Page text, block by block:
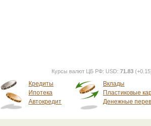
Курсы валют ЦБ РФ: USD: 71.83
Кредиты
Ипотека
Автокредит
Вклады
Пластиковые
Денежные